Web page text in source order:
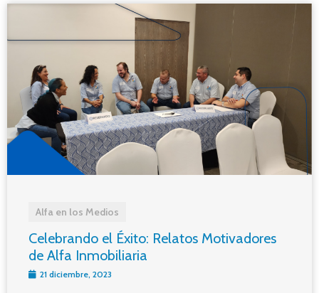
Alfa en los Medios
Celebrando el Éxito: Relatos Motivadores
de Alfa Inmobiliaria
21 diciembre, 2023